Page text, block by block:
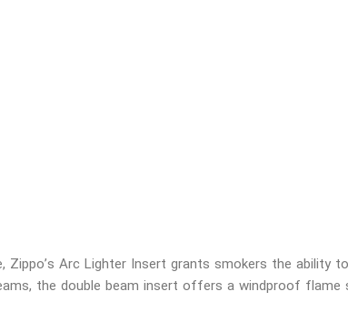
Arc Lighter Insert grants smokers the ability
the double beam insert offers a windproof flame